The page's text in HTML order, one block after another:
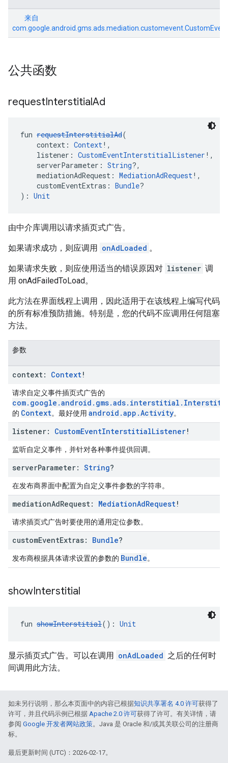
来自
com.google.android.gms.ads.mediation.customevent.CustomEvent
公共函数
requestInterstitialAd
fun requestInterstitialAd(
context: Context!,
listener: CustomEventInterstitialListener !,
serverParameter: String?,
mediationAdRequest: MediationAdRequest!,
customEventExtras: Bundle?
): Unit
由中介库调用以请求插页式广告。
如果请求成功，则应调用 onAdLoaded 。
如果请求失败，则应使用适当的错误原因对 listener 调
用 onAdFailedToLoad。
此方法在界面线程上调用，因此适用于在该线程上编写代码
的所有标准预防措施。特别是，您的代码不应调用任何阻塞
方法。
参数
context: Context!
请求自定义事件插页式广告的
的 Context。最好使用 android.app.Activity。
listener: CustomEventInterstitialListener!
监听自定义事件，并针对各种事件提供回调。
serverParameter: String?
在发布商界面中配置为自定义事件参数的字符串。
mediationAdRequest: MediationAdRequest!
请求插页式广告时要使用的通用定位参数。
customEventExtras: Bundle?
发布商根据具体请求设置的参数的 Bundle。
showInterstitial
fun showInterstitial(): Unit
显示插页式广告。可以在调用 onAdLoaded 之后的任何时
间调用此方法。
如未另行说明，那么本页面中的内容已根据知识共享署名 4.0 许可获得了
许可，并且代码示例已根据 Apache 2.0 许可获得了许可。有关详情，请
参阅 Google 开发者网站政策。Java 是 Oracle 和/或其关联公司的注册商
标。
最后更新时间 (UTC)：2026-02-17。